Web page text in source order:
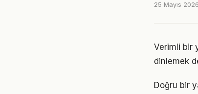
25 Mayıs 2026
Verimli bir
dinlemek
Doğru bir